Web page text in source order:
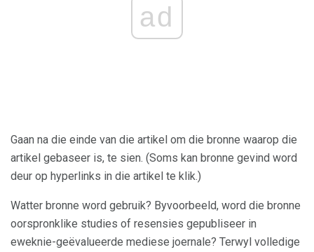
ad
Gaan na die einde van die artikel om die bronne waarop die
artikel gebaseer is, te sien. (Soms kan bronne gevind word
deur op hyperlinks in die artikel te klik.)
Watter bronne word gebruik? Byvoorbeeld, word die bronne
oorspronklike studies of resensies gepubliseer in
eweknie-geëvalueerde mediese joernale? Terwyl volledige